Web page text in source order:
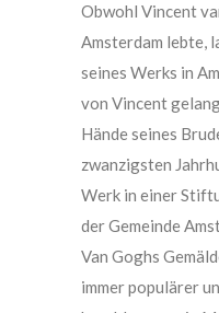
Obwohl Vincent
Amsterdam lebte,
seines Werks in
von Vincent
Hände seines
zwanzigsten
Werk in einer
der Gemeinde
Van Goghs
immer populärer